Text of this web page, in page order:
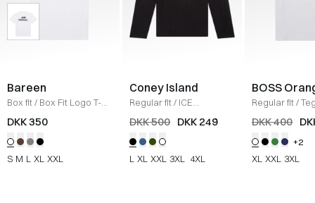
Bareen
Box fit/ Box Fit Logo T-
shirt /WHITE
DKK 350
S M L XL XXL
Coney Island
Regular fit/ ICE
Sweatshirt
/BLACK
DKK 500 DKK 249
L XL XXL 3XL 4XL
BOSS
Regular fit/
Shirt
HVID
DKK 400
+2
XL XXL 3XL